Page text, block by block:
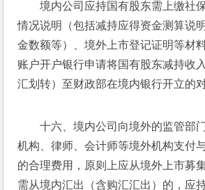
境内公司应持国有股东需上缴社
情况说明（包括减持应得资金测算说
金数额等）、境外上市登记证明等材
账户开户银行申请将国有股东减持收
汇划转）至财政部在境内银行开立的
十六、境内公司向境外的监管部
机构、律师、会计师等境外机构支付
的合理费用，原则上应从境外上市募
需从境内汇出（含购汇汇出）的，应